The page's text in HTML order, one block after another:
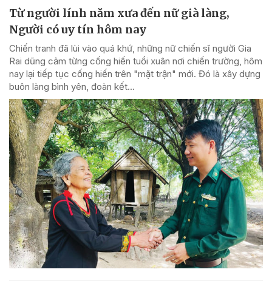
Từ người lính năm xưa đến nữ già làng,
Người có uy tín hôm nay
Chiến tranh đã lùi vào quá khứ, những nữ chiến sĩ người Gia
Rai dũng cảm từng cống hiến tuổi xuân nơi chiến trường, hôm
nay lại tiếp tục cống hiến trên "mặt trận" mới. Đó là xây dựng
buôn làng bình yên, đoàn kết...